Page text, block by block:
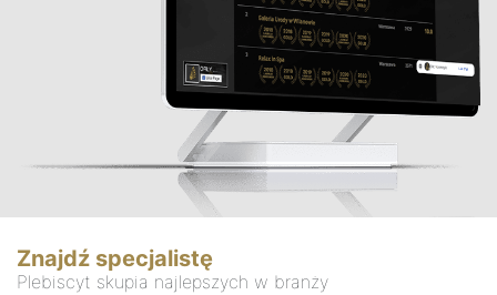
Znajdź specjalistę
Plebiscyt skupia najlepszych w branży